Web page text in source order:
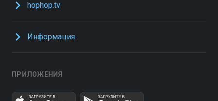
hophop.tv
Информация
ПРИЛОЖЕНИЯ